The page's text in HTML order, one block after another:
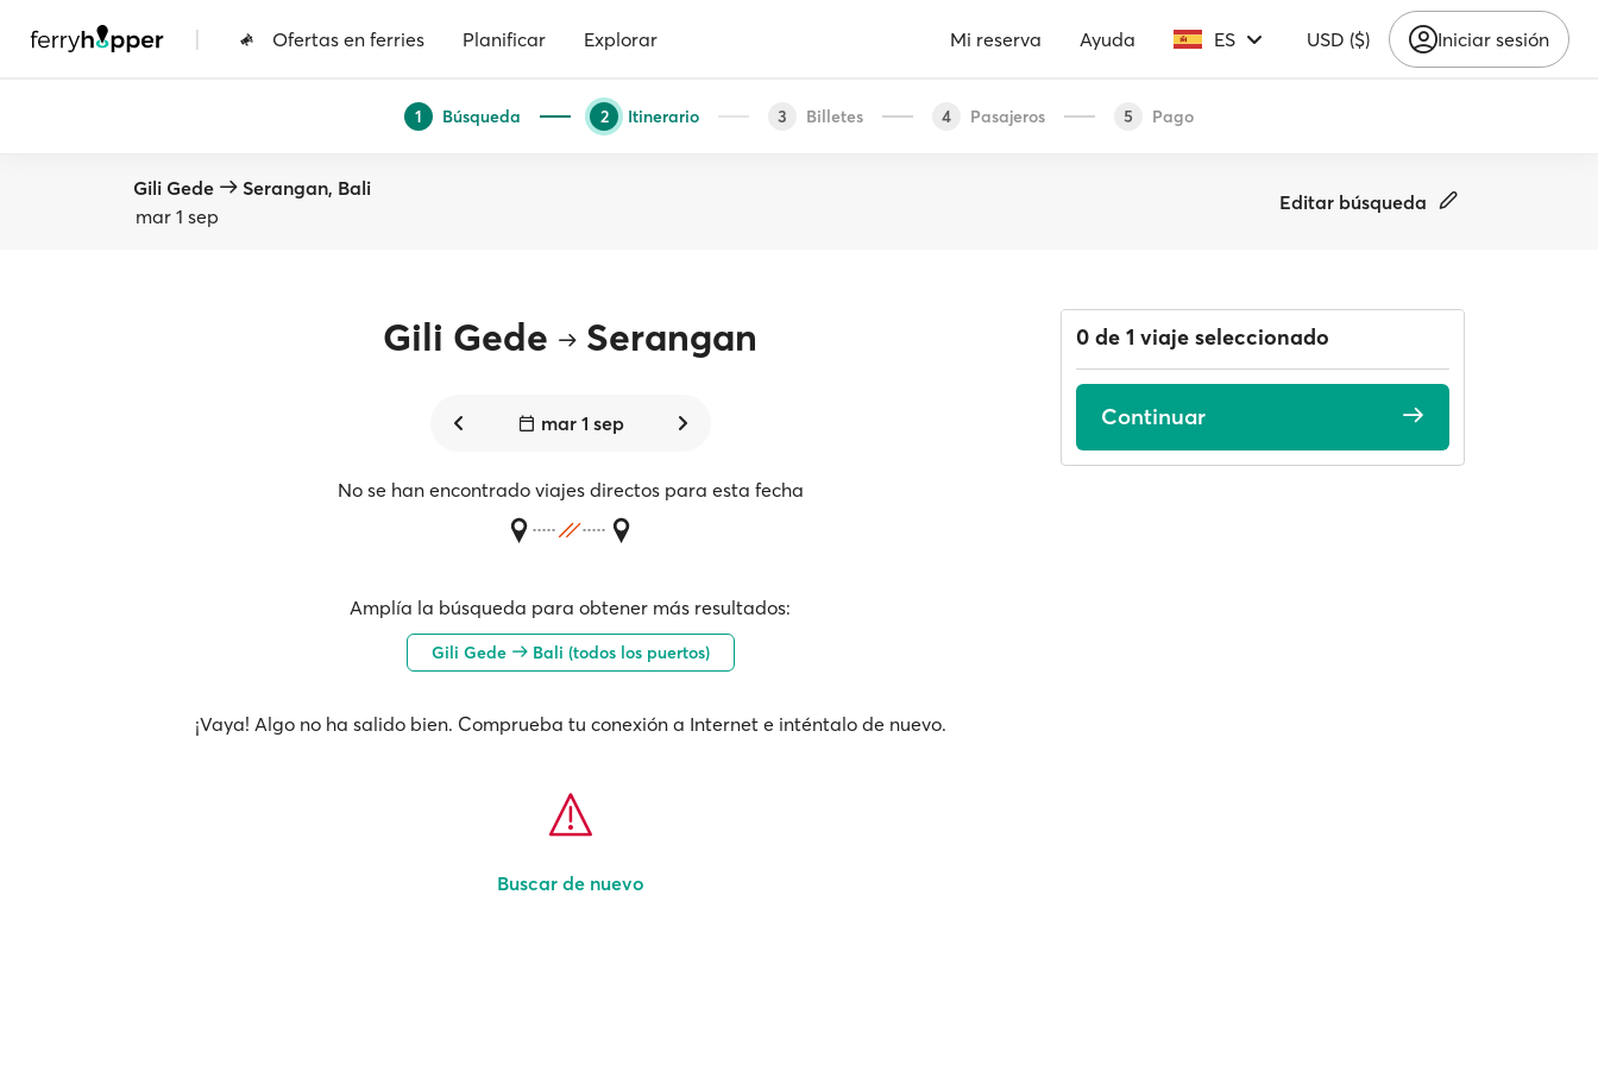
| Ofertas en ferries Planificar Explorar Mi reserva Ayuda ES USD ($) Iniciar sesión
1 Búsqueda 2 Itinerario 3 Billetes 4 Pasajeros 5 Pago
Gili Gede
Serangan, Bali
mar 1 sep
Editar búsqueda
Gili Gede Serangan
mar 1 sep
No se han encontrado viajes directos para esta fecha
Amplía la búsqueda para obtener más resultados:
Gili Gede Bali (todos los puertos)
¡Vaya! Algo no ha salido bien. Comprueba tu conexión a Internet e inténtalo de nuevo.
Buscar de nuevo
0 de 1 viaje seleccionado
Continuar